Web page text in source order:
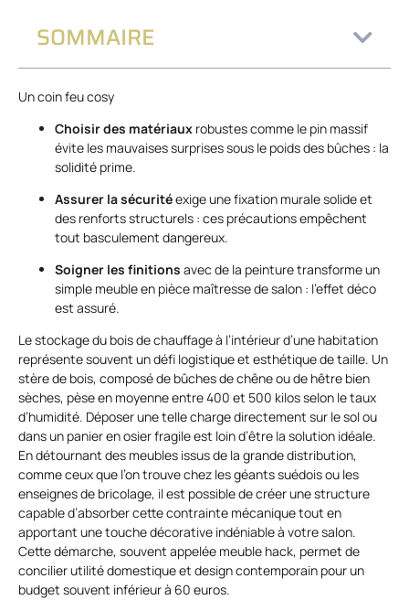
SOMMAIRE
Un coin feu cosy
Choisir des matériaux robustes comme le pin massif
évite les mauvaises surprises sous le poids des bûches : la
solidité prime.
Assurer la sécuritéexige une fixation murale solide et
des renforts structurels : ces précautions empêchent
tout basculement dangereux.
Soigner les finitions avec de la peinture transforme un
simple meuble en pièce maîtresse de salon : l’effet déco
est assuré.
Le stockage du bois de chauffage à l’intérieur d’une habitation
représente souvent un défi logistique et esthétique de taille. Un
stère de bois, composé de bûches de chêne ou de hêtre bien
sèches, pèse en moyenne entre 400 et 500 kilos selon le taux
d’humidité. Déposer une telle charge directement sur le sol ou
dans un panier en osier fragile est loin d’être la solution idéale.
En détournant des meubles issus de la grande distribution,
comme ceux que l’on trouve chez les géants suédois ou les
enseignes de bricolage, il est possible de créer une structure
capable d’absorber cette contrainte mécanique tout en
apportant une touche décorative indéniable à votre salon.
Cette démarche, souvent appelée meuble hack, permet de
concilier utilité domestique et design contemporain pour un
budget souvent inférieur à 60 euros.